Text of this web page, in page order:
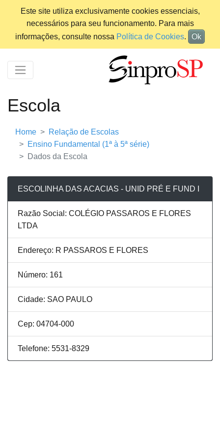
Este site utiliza exclusivamente cookies essenciais,
necessários para seu funcionamento. Para mais
informações, consulte nossa Política de Cookies. Ok
Escola
Home
Relação de Escolas
Ensino Fundamental (1ª à 5ª série)
Dados da Escola
ESCOLINHA DAS ACACIAS - UNID PRÉ E FUND I
Razão Social: COLÉGIO PASSAROS E FLORES
LTDA
Endereço: R PASSAROS E FLORES
Número: 161
Cidade: SAO PAULO
Cep: 04704-000
Telefone: 5531-8329